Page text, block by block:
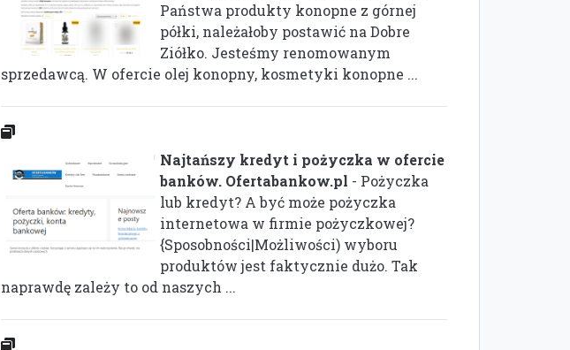
Państwa produkty konopne z górnej
półki, należałoby postawić na Dobre
Ziółko. Jesteśmy renomowanym
sprzedawcą. W ofercie olej konopny, kosmetyki konopne ...
Najtańszy kredyt i pożyczka w ofercie
banków. Ofertabankow.pl - Pożyczka
lub kredyt? A być może pożyczka
internetowa w firmie pożyczkowej?
{Sposobności|Możliwości) wyboru
produktów jest faktycznie dużo. Tak
naprawdę zależy to od naszych ...